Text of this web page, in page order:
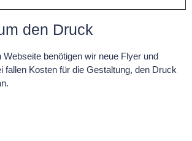
den Druck
benötigen wir neue Flyer und
fallen Kosten für die Gestaltung, den Druck